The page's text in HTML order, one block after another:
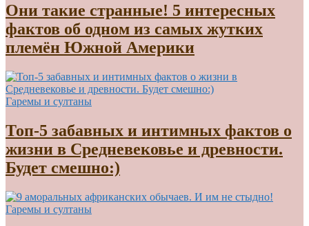
Они такие странные! 5 интересных
фактов об одном из самых жутких
племён Южной Америки
Гаремы и султаны
Топ-5 забавных и интимных фактов о
жизни в Средневековье и древности.
Будет смешно:)
Гаремы и султаны